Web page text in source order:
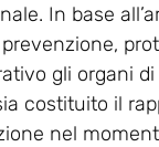
In base
gli organi
costituito il
nel